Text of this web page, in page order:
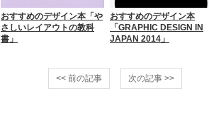
おすすめのデザイン本「や
さしいレイアウトの教科
書」
おすすめのデザイン本
「GRAPHIC DESIGN IN
JAPAN 2014」
<< 前の記事 次の記事 >>